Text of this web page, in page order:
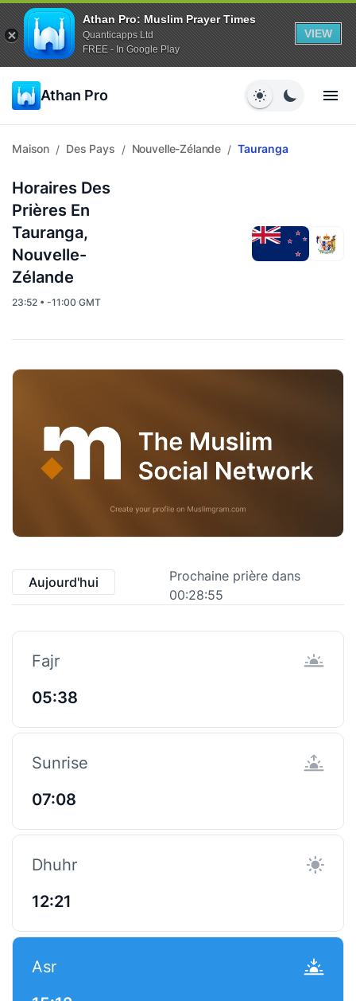
Athan Pro: Muslim Prayer Times
Quanticapps Ltd
FREE - In Google Play
VIEW
Athan Pro
Maison / Des Pays / Nouvelle-Zélande / Tauranga
Horaires Des
Prières En
Tauranga,
Nouvelle-
Zélande
23:52 • -11:00 GMT
Aujourd'hui
Prochaine prière dans
00:28:55
Fajr
05:38
Sunrise
07:08
Dhuhr
12:21
Asr